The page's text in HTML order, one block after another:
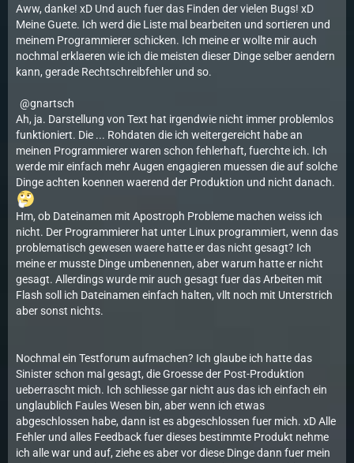
Aww, danke! xD Und auch fuer das Finden der vielen Bugs! xD
Meine Guete. Ich werd die Liste mal bearbeiten und sortieren und
meinem Programmierer schicken. Ich meine er wollte mir auch
nochmal erklaeren wie ich die meisten dieser Dinge selber aendern
kann, gerade Rechtschreibfehler und so.
gnartsch
Ah, ja. Darstellung von Text hat irgendwie nicht immer problemlos
funktioniert. Die ... Rohdaten die ich weitergereicht habe an
meinen Programmierer waren schon fehlerhaft, fuerchte ich. Ich
werde mir einfach mehr Augen engagieren muessen die auf solche
Dinge achten koennen waerend der Produktion und nicht danach.
Hm, ob Dateinamen mit Apostroph Probleme machen weiss ich
nicht. Der Programmierer hat unter Linux programmiert, wenn das
problematisch gewesen waere hatte er das nicht gesagt? Ich
meine er musste Dinge umbenennen, aber warum hatte er nicht
gesagt. Allerdings wurde mir auch gesagt fuer das Arbeiten mit
Flash soll ich Dateinamen einfach halten, vllt noch mit Unterstrich
aber sonst nichts.
Nochmal ein Testforum aufmachen? Ich glaube ich hatte das
Sinister schon mal gesagt, die Groesse der Post-Produktion
ueberrascht mich. Ich schliesse gar nicht aus das ich einfach ein
unglaublich Faules Wesen bin, aber wenn ich etwas
abgeschlossen habe, dann ist es abgeschlossen fuer mich. xD Alle
Fehler und alles Feedback fuer dieses bestimmte Produkt nehme
ich alle war und auf, ziehe es aber vor diese Dinge dann fuer mein